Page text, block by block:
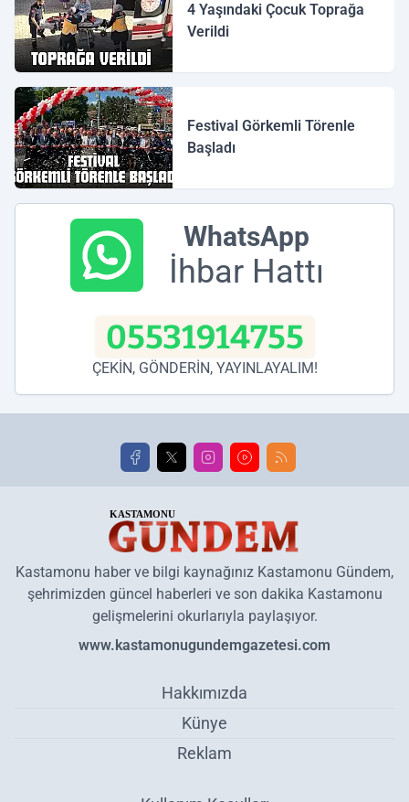
4 Yaşındaki Çocuk Toprağa
Verildi
Festival Görkemli Törenle
Başladı
WhatsApp
İhbar Hattı
05531914755
ÇEKİN, GÖNDERİN, YAYINLAYALIM!
Kastamonu haber ve bilgi kaynağınız Kastamonu Gündem,
şehrimizden güncel haberleri ve son dakika Kastamonu
gelişmelerini okurlarıyla paylaşıyor.
www.kastamonugundemgazetesi.com
Hakkımızda
Künye
Reklam